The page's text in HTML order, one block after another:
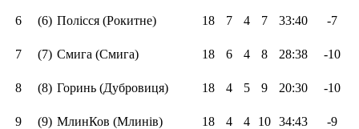
6 (6) Полісся (Рокитне) 18 7 4 7 33:40 -7
7 (7) Смига (Смига) 18 6 4 8 28:38 -10
8 (8) Горинь (Дубровиця) 18 4 5 9 20:30 -10
9 (9) МлинКов (Млинів) 18 4 4 10 34:43 -9